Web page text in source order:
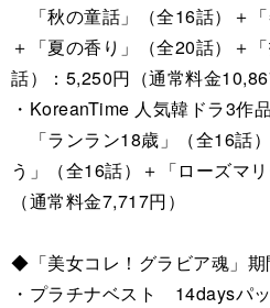
「秋の童話」（全16話）＋「
＋「夏の香り」（全20話）＋
話）：5,250円（通常料金
・KoreanTime 人気韓ドラ3
「ランラン18歳」（全16話
う」（全16話）＋「ローズマ
（通常料金7,717円）
◆「美女コレ！グラビア魂」期
・プラチナベスト 14daysパ